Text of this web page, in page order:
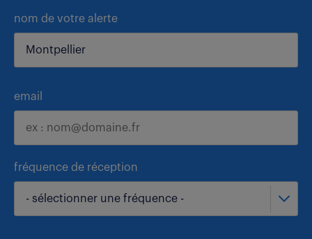
nom de votre alerte
email
fréquence de réception
- sélectionner une fréquence -